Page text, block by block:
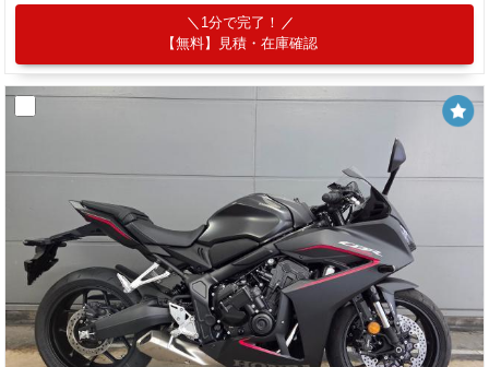
1分で完了！
【無料】見積・在庫確認